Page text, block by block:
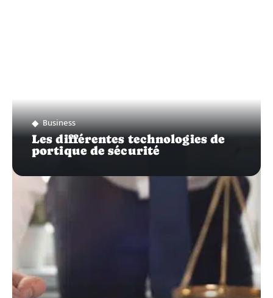
Business
Les différentes technologies de
portique de sécurité